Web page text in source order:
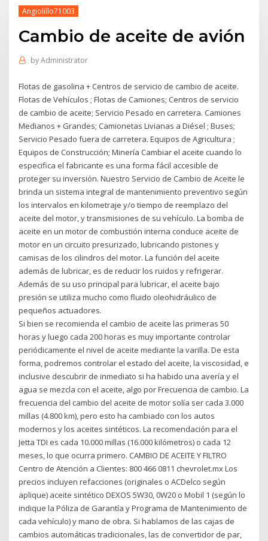
Angiolillo71003
Cambio de aceite de avión
byAdministrator
Flotas de gasolina + Centros de servicio de cambio de aceite.
Flotas de Vehículos ; Flotas de Camiones; Centros de servicio
de cambio de aceite; Servicio Pesado en carretera. Camiones
Medianos + Grandes; Camionetas Livianas a Diésel ; Buses;
Servicio Pesado fuera de carretera. Equipos de Agricultura ;
Equipos de Construcción; Minería Cambiar el aceite cuando lo
especifica el fabricante es una forma fácil accesible de
proteger su inversión. Nuestro Servicio de Cambio de Aceite le
brinda un sistema integral de mantenimiento preventivo según
los intervalos en kilometraje y/o tiempo de reemplazo del
aceite del motor, y transmisiones de su vehículo. La bomba de
aceite en un motor de combustión interna conduce aceite de
motor en un circuito presurizado, lubricando pistones y
camisas de los cilindros del motor. La función del aceite
además de lubricar, es de reducir los ruidos y refrigerar.
Además de su uso principal para lubricar, el aceite bajo
presión se utiliza mucho como fluido oleohidráulico de
pequeños actuadores.
Si bien se recomienda el cambio de aceite las primeras 50
horas y luego cada 200 horas es muy importante controlar
periódicamente el nivel de aceite mediante la varilla. De esta
forma, podremos controlar el estado del aceite, la viscosidad, e
inclusive descubrir de inmediato si ha habido una avería y el
agua se mezcla con el aceite, algo por Frecuencia de cambio. La
frecuencia del cambio del aceite de motor solía ser cada 3.000
millas (4.800 km), pero esto ha cambiado con los autos
modernos y los aceites sintéticos. La recomendación para el
Jetta TDI es cada 10.000 millas (16.000 kilómetros) o cada 12
meses, lo que ocurra primero. CAMBIO DE ACEITE Y FILTRO
Centro de Atención a Clientes: 800 466 0811 chevrolet.mx Los
precios incluyen refacciones (originales o ACDelco según
aplique) aceite sintético DEXOS 5W30, 0W20 o Mobil 1 (según lo
indique la Póliza de Garantía y Programa de Mantenimiento de
cada vehículo) y mano de obra. Si hablamos de las cajas de
cambios automáticas tradicionales, las de convertidor de par,